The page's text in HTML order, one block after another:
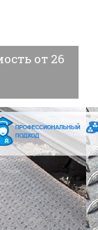
от 26